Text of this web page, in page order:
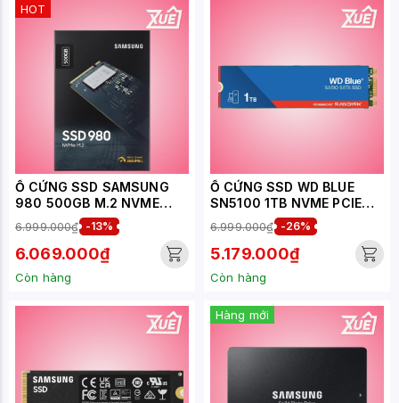
HOT
Ổ CỨNG SSD SAMSUNG
980 500GB M.2 NVME
PCIE GEN 3.0X4 (ĐỌC
3100MB/S - GHI
2600MB/S) - (MZ-
6.999.000₫ -13%
6.069.000₫
Còn hàng
Ổ CỨNG SSD WD BLUE
SN5100 1TB NVME PCIE
GEN4 X4 (WDS100T5B0E)
6.999.000₫ -26%
5.179.000₫
Còn hàng
Hàng mới